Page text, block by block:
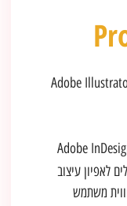
Adobe
Adobe
לאפיון עיצוב
משתמש